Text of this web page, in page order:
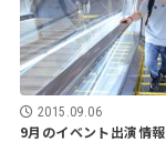
2015.09.06
9月のイベント出演情報